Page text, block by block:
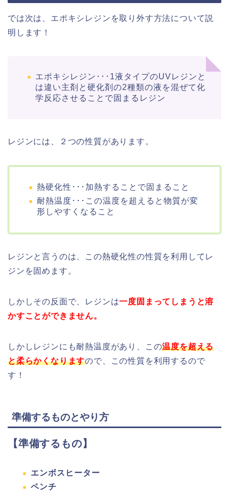
では次は、エポキシレジンを取り外す方法について説
明します！
エポキシレジン･･･1液タイプのUVレジンと
は違い主剤と硬化剤の2種類の液を混ぜて化
学反応させることで固まるレジン
レジンには、２つの性質があります。
熱硬化性･･･加熱することで固まること
耐熱温度･･･この温度を超えると物質が変
形しやすくなること
レジンと言うのは、この熱硬化性の性質を利用してレ
ジンを固めます。
しかしその反面で、レジンは一度固まってしまうと溶
かすことができません。
しかしレジンにも耐熱温度があり、この温度を超える
と柔らかくなりますので、この性質を利用するので
す！
準備するものとやり方
【準備するもの】
エンボスヒーター
ペンチ